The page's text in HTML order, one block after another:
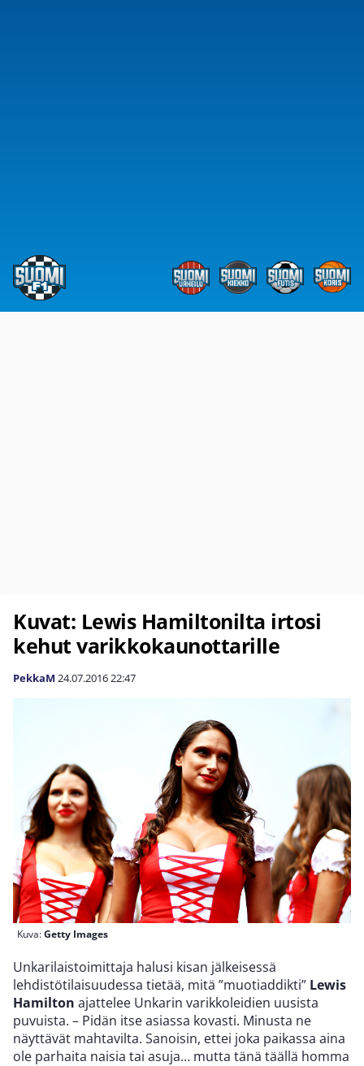
Kuvat: Lewis Hamiltonilta irtosi
kehut varikkokaunottarille
PekkaM 24.07.201622:47
Kuva:Getty Images
Unkarilaistoimittaja halusi kisan jälkeisessä
lehdistötilaisuudessa tietää, mitä ”muotiaddikti” Lewis
Hamilton ajattelee Unkarin varikkoleidien uusista
puvuista. – Pidän itse asiassa kovasti. Minusta ne
näyttävät mahtavilta. Sanoisin, ettei joka paikassa aina
ole parhaita naisia tai asuja… mutta tänä täällä homma